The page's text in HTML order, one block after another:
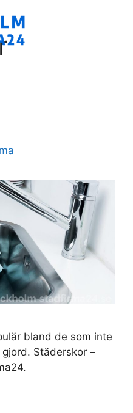
bland de som inte
Städerskor –